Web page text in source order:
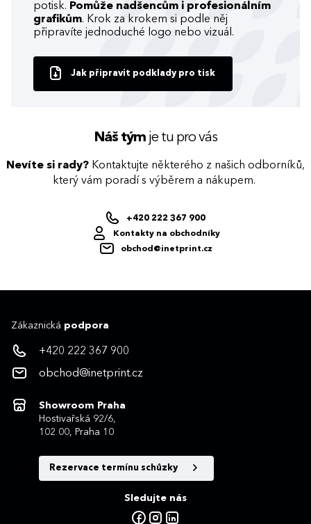
potisk. Pomůže nadšencům i profesionálním
grafikům. Krok za krokem si podle něj
připravíte jednoduché logo nebo vizuál.
Jak připravit podklady pro tisk
Náš týmje tu pro vás
Nevíte si rady? Kontaktujte některého z našich odborníků,
který vám poradí s výběrem a nákupem.
+420 222 367 900
Kontakty na obchodníky
obchod@inetprint.cz
Zákaznická podpora
+420 222 367 900
obchod@inetprint.cz
Showroom Praha
Hostivařská 92/6,
102 00, Praha 10
Rezervace termínu schůzky
Sledujte nás